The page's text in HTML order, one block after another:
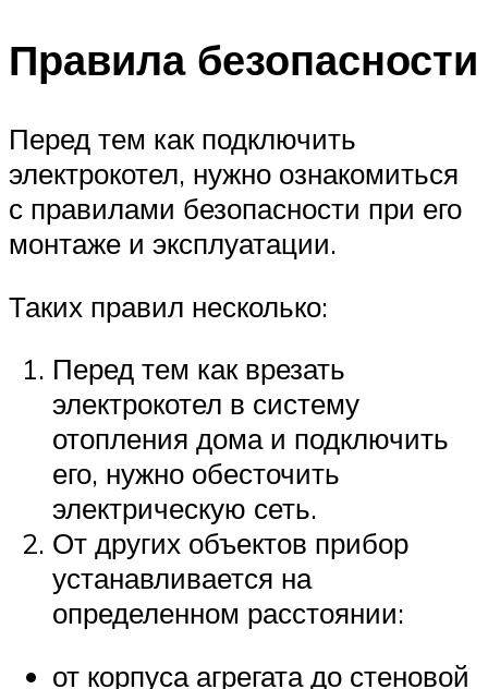
Правила безопасности
Перед тем как подключить
электрокотел, нужно ознакомиться
с правилами безопасности при его
монтаже и эксплуатации.
Таких правил несколько:
Перед тем как врезать
электрокотел в систему
отопления дома и подключить
его, нужно обесточить
электрическую сеть.
От других объектов прибор
устанавливается на
определенном расстоянии:
от корпуса агрегата до стеновой